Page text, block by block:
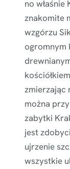
no
znakomite
wzgórzu
ogromnym
zmierzając
można
zabytki
jest
ujrzenie
wszystkie